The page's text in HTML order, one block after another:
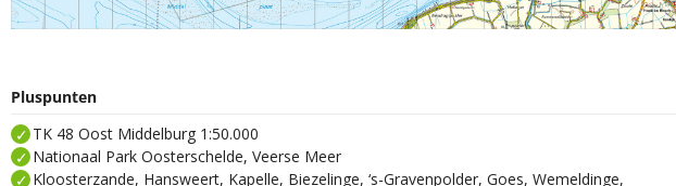
Pluspunten
TK 48 Oost Middelburg 1:50.000
Nationaal Park Oosterschelde, Veerse Meer
Kloosterzande, Hansweert, Kapelle, Biezelinge, ‘s-Gravenpolder, Goes, Wemeldinge,